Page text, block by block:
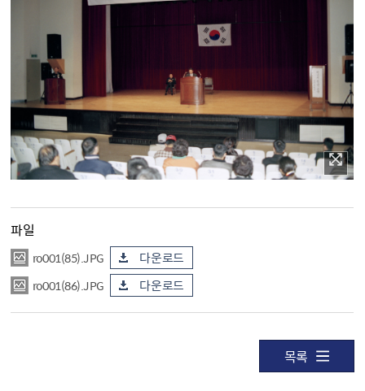
파일
ro001(85).JPG
다운로드
ro001(86).JPG
다운로드
목록